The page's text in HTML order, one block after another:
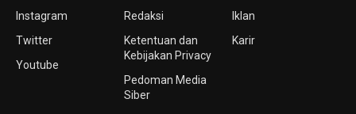
Instagram
Twitter
Youtube
Redaksi
Ketentuan dan
Kebijakan Privacy
Pedoman Media
Siber
Iklan
Karir